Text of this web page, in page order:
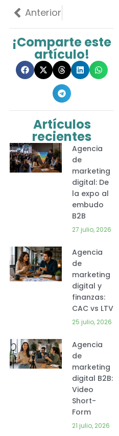
Previo
Anterior
¡Comparte este
artículo!
Artículos
recientes
Agencia
de
marketing
digital: De
la expo al
embudo
B2B
27 julio, 2026
Agencia
de
marketing
digital y
finanzas:
CAC vs LTV
25 julio, 2026
Agencia
de
marketing
digital B2B:
Video
Short-
Form
21 julio, 2026